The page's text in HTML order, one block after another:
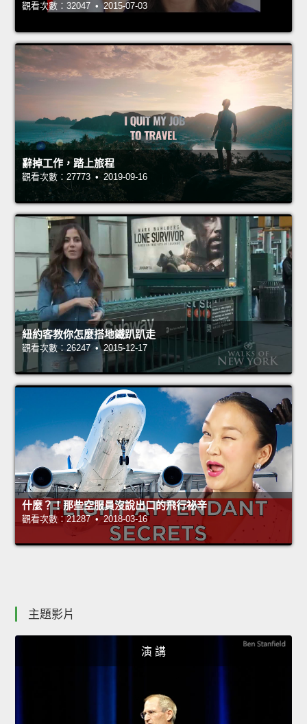
觀看次數：32047 • 2015-07-03
辭掉工作，踏上旅程
觀看次數：27773 • 2019-09-16
紐約客教你怎麼搭地鐵趴趴走
觀看次數：26247 • 2015-12-17
什麼？！那些空服員沒說出口的飛行祕辛
觀看次數：21287 • 2018-03-16
主題影片
演 講